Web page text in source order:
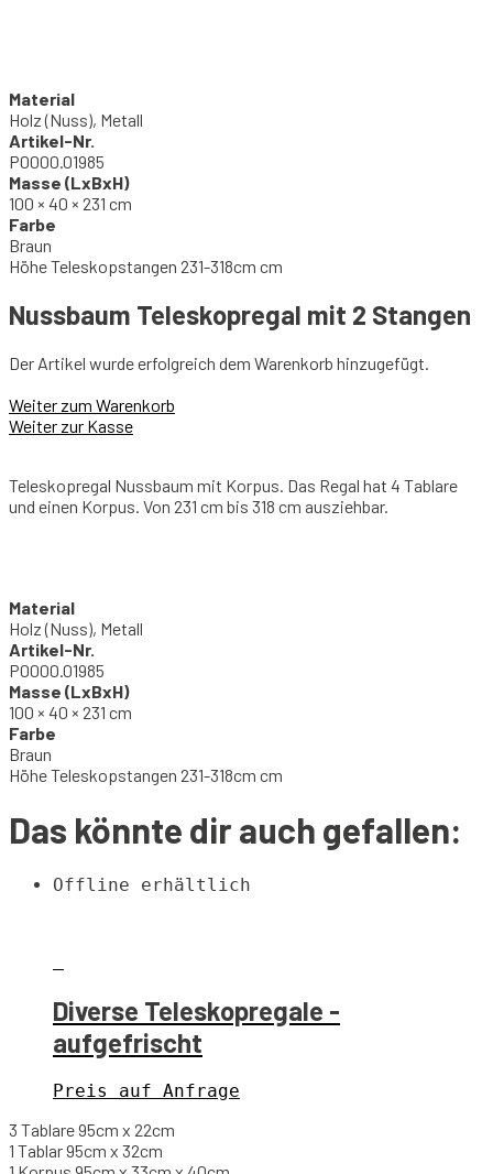
Material
Holz (Nuss), Metall
Artikel-Nr.
P0000.01985
Masse (LxBxH)
100 × 40 × 231 cm
Farbe
Braun
Höhe Teleskopstangen 231-318cm cm
Nussbaum Teleskopregal mit 2 Stangen
Der Artikel wurde erfolgreich dem Warenkorb hinzugefügt.
Weiter zum Warenkorb
Weiter zur Kasse
Teleskopregal Nussbaum mit Korpus. Das Regal hat 4 Tablare
und einen Korpus. Von 231 cm bis 318 cm ausziehbar.
Material
Holz (Nuss), Metall
Artikel-Nr.
P0000.01985
Masse (LxBxH)
100 × 40 × 231 cm
Farbe
Braun
Höhe Teleskopstangen 231-318cm cm
Das könnte dir auch gefallen:
Offline erhältlich
Diverse Teleskopregale -
aufgefrischt
Preis auf Anfrage
3 Tablare 95cm x 22cm
1 Tablar 95cm x 32cm